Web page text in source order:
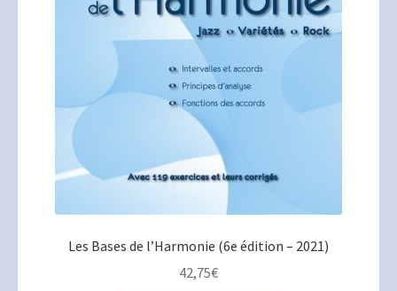
Les Bases de l’Harmonie (6e édition – 2021)
42,75€